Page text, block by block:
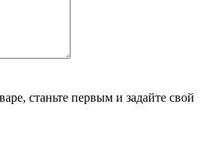
станьте первым и задайте свой